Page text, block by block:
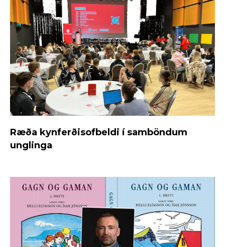
Ræða kynferðisofbeldi í samböndum
unglinga